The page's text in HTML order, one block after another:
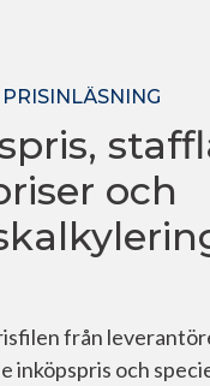
PRISINLÄSNING
och
från
inköpspris och